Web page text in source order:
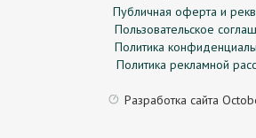
Публичная оферта и
Пользовательское
Политика
Политика рекламной
Разработка сайта